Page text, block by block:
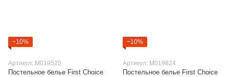
−10%
Артикул: M019520
Постельное белье First Choice
−10%
Артикул: M019824
Постельное белье First Choice